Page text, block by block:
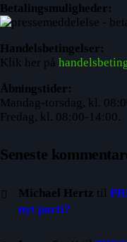
Betalingsmuligheder:
Handelsbetingelser:
Klik her på
Åbningstider:
Mandag-torsdag, kl.
Fredag, kl. 08:00-14:00.
Seneste
Michael Hertz til
nyt parti?